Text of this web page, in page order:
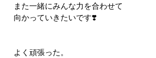
また一緒にみんな力を合わせて
向かっていきたいです❣️
よく頑張った。